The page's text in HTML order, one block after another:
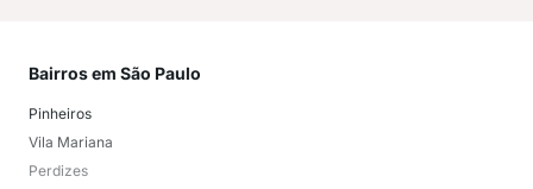
Bairros em São Paulo
Pinheiros
Vila Mariana
Perdizes